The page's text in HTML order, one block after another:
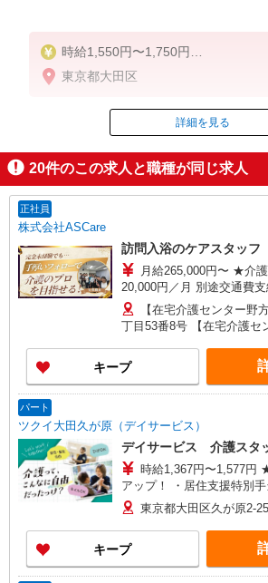
時給1,550円〜1,750円
◆無資格・経験者：時給1,550円〜
◆初任者研修・経験者：時給1,650円
◆介護福祉士：時給1,750円〜
※経験者は3ヶ月以上
※給与幅は経験・能力による
★週払いOK（規定あり）
東京都大田区
掲載期間終了
詳細を見る
20件のこの求人と職種が同じ求人
正社員
株式会社ASCare
訪問入浴のケアスタッフ
月給265,000円〜 ★介
20,000円／月 別途交通費
月） 別途残業手当（月平
代全額支給
【在宅介護センター野
丁目53番8号 【在宅介護セ
【在宅介護センター小岩】
四丁目14-6 メゾン司1階1F
ター西東京】東京都西東
京都練馬区石神井町三丁目
【在宅介護センター大田】
目19-8
キープ
パート
ツクイ大田久が原（デイサービス）
デイサービス 介護スタ
時給1,367円〜1,577円 ★土日祝日は時給100円
アップ！ ・居住支援特別
給与幅は資格・経験等によ
東京都大田区久が原2-
キープ